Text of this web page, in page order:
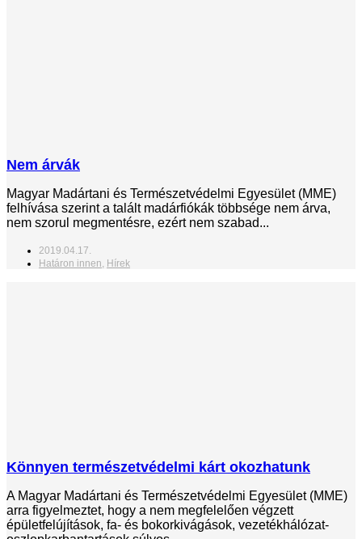
Nem árvák
Magyar Madártani és Természetvédelmi Egyesület (MME)
felhívása szerint a talált madárfiókák többsége nem árva,
nem szorul megmentésre, ezért nem szabad...
2019.04.17.
Határon innen Hírek
Könnyen természetvédelmi kárt okozhatunk
A Magyar Madártani és Természetvédelmi Egyesület (MME)
arra figyelmeztet, hogy a nem megfelelően végzett
épületfelújítások, fa- és bokorkivágások, vezetékhálózat-